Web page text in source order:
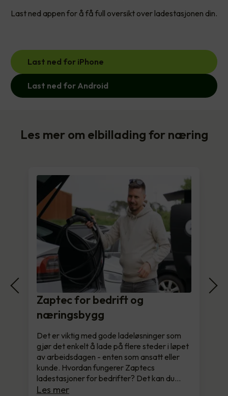
Last ned appen for å få full oversikt over ladestasjonen din.
Last ned for iPhone
Last ned for Android
Les mer om elbillading for næring
Zaptec for bedrift og
næringsbygg
Det er viktig med gode ladeløsninger som
gjør det enkelt å lade på flere steder i løpet
av arbeidsdagen - enten som ansatt eller
kunde. Hvordan fungerer Zaptecs
ladestasjoner for bedrifter? Det kan du…
Les mer